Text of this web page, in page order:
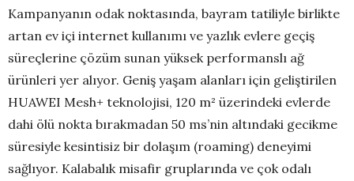
Kampanyanın odak noktasında, bayram tatiliyle birlikte
artan ev içi internet kullanımı ve yazlık evlere geçiş
süreçlerine çözüm sunan yüksek performanslı ağ
ürünleri yer alıyor. Geniş yaşam alanları için geliştirilen
HUAWEI Mesh+ teknolojisi, 120 m² üzerindeki evlerde
dahi ölü nokta bırakmadan 50 ms’nin altındaki gecikme
süresiyle kesintisiz bir dolaşım (roaming) deneyimi
sağlıyor. Kalabalık misafir gruplarında ve çok odalı